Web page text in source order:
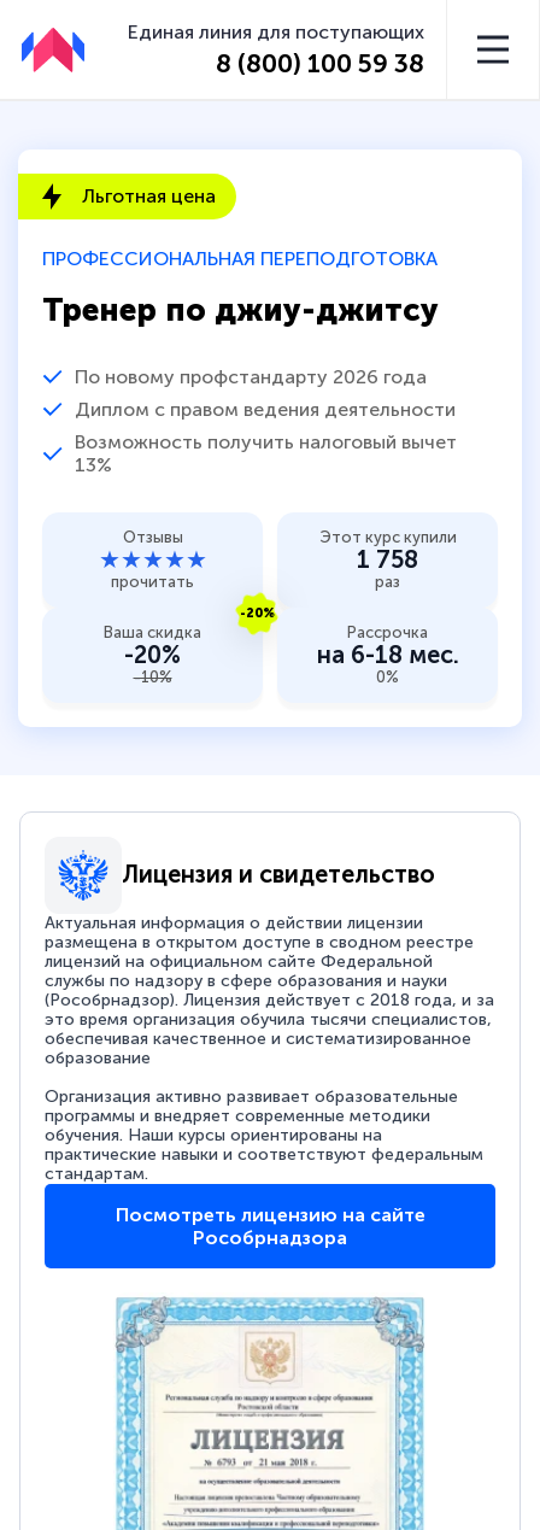
Единая линия для поступающих
8 (800) 100 59 38
ПРОФЕССИОНАЛЬНАЯ ПЕРЕПОДГОТОВКА
Тренер по джиу-джитсу
По новому профстандарту 2026 года
Диплом с правом ведения деятельности
Возможность получить налоговый вычет
13%
Льготная цена
Отзывы
★★★★★
прочитать
Этот курс купили
1 758
раз
-20%
Ваша скидка
-20%
-10%
Рассрочка
на 6-18 мес.
0%
Лицензия и свидетельство
Актуальная информация о действии лицензии
размещена в открытом доступе в сводном реестре
лицензий на официальном сайте Федеральной
службы по надзору в сфере образования и науки
(Рособрнадзор). Лицензия действует с 2018 года, и за
это время организация обучила тысячи специалистов,
обеспечивая качественное и систематизированное
образование
Организация активно развивает образовательные
программы и внедряет современные методики
обучения. Наши курсы ориентированы на
практические навыки и соответствуют федеральным
стандартам.
Посмотреть лицензию на сайте
Рособрнадзора